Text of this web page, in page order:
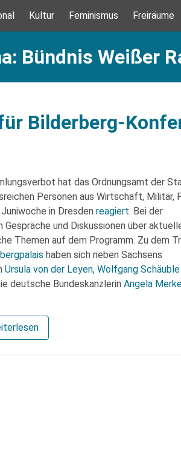
Kultur Feminismus Freiräume
Bündnis Weißer
Bilderberg-
hat das Ordnungsamt der
Personen aus Wirtschaft, Militär,
in Dresden reagiert. Bei der
Gespräche und Diskussionen über
Themen auf dem Programm. Zu dem
haben sich neben Sachsens
Ursula von der Leyen, Wolfgang Schäuble
deutsche Bundeskanzlerin Angela